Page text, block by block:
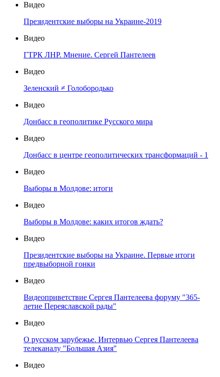
Видео
Президентские выборы на Украине-2019
Видео
ГТРК ЛНР. Мнение. Сергей Пантелеев
Видео
Зеленский ≠ Голобородько
Видео
Донбасс в геополитике Русского мира
Видео
Донбасс в центре геополитических трансформаций - 1
Видео
Выборы в Молдове: итоги
Видео
Выборы в Молдове: каких итогов ждать?
Видео
Президентские выборы на Украине. Первые итоги
предвыборной гонки
Видео
Видеоприветствие Сергея Пантелеева форуму "365-
летие Переяславской рады"
Видео
О русском зарубежье. Интервью Сергея Пантелеева
телеканалу "Большая Азия"
Видео